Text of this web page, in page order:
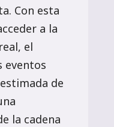
Con esta
a la
el
eventos
de
la cadena